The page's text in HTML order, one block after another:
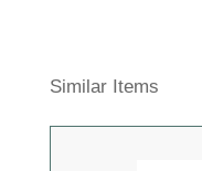
Produktgalerie
Similar Items